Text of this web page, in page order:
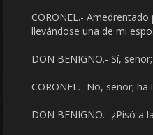
CORONEL.-
llevándose una de mi
DON BENIGNO.- Sí,
CORONEL.- No, señor;
DON BENIGNO.- ¿Pisó a